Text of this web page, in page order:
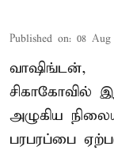
Published on: 08 Aug
வாஷிங்டன்,
சிகாகோவில்
அழுகிய
பரபரப்பை